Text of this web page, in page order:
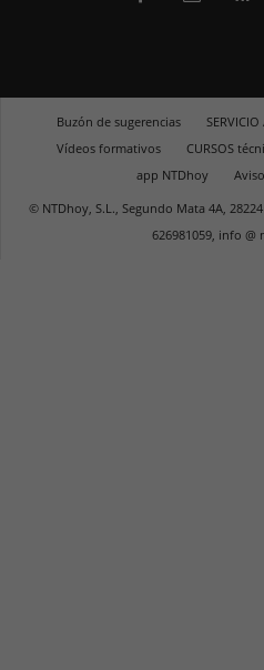
Buzón de sugerencias SERVICIO
Vídeos formativos
CURSOS
app NTDhoy
© NTDhoy, S.L., Segundo Mata 4A,
626981059, info @